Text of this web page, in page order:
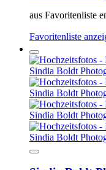
aus Favoritenliste
Favoritenliste